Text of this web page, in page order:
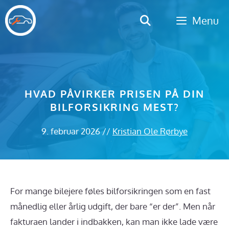
Hop
til
indhold
Menu
HVAD PÅVIRKER PRISEN PÅ DIN
BILFORSIKRING MEST?
9. februar 2026 // Kristian Ole Rørbye
For mange bilejere føles bilforsikringen som en fast
månedlig eller årlig udgift, der bare “er der”. Men når
fakturaen lander i indbakken, kan man ikke lade være